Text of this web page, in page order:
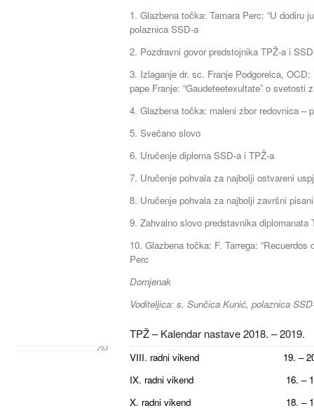
1. Glazbena točka: Tamara Perc: “U dodiru
polaznica SSD-a
2. Pozdravni govor predstojnika TPŽ-a i
3. Izlaganje dr. sc. Franje Podgorelca,
pape Franje: “Gaudeteetexultate” o svetosti
4. Glazbena točka: maleni zbor redovnica –
5. Svečano slovo
6. Uručenje diploma SSD-a i TPŽ-a
7. Uručenje pohvala za najbolji ostvareni
8. Uručenje pohvala za najbolji završni
9. Zahvalno slovo predstavnika diplomanata
10. Glazbena točka: F. Tarrega: “Recuerdos
Perc
Domjenak
Voditeljica: s. Sunčica Kunić, polaznica
TPŽ – Kalendar nastave 2018. – 2019.
VIII. radni vikend 19. – 20.
IX. radni vikend 16. – 17.
X. radni vikend 18. – 19.